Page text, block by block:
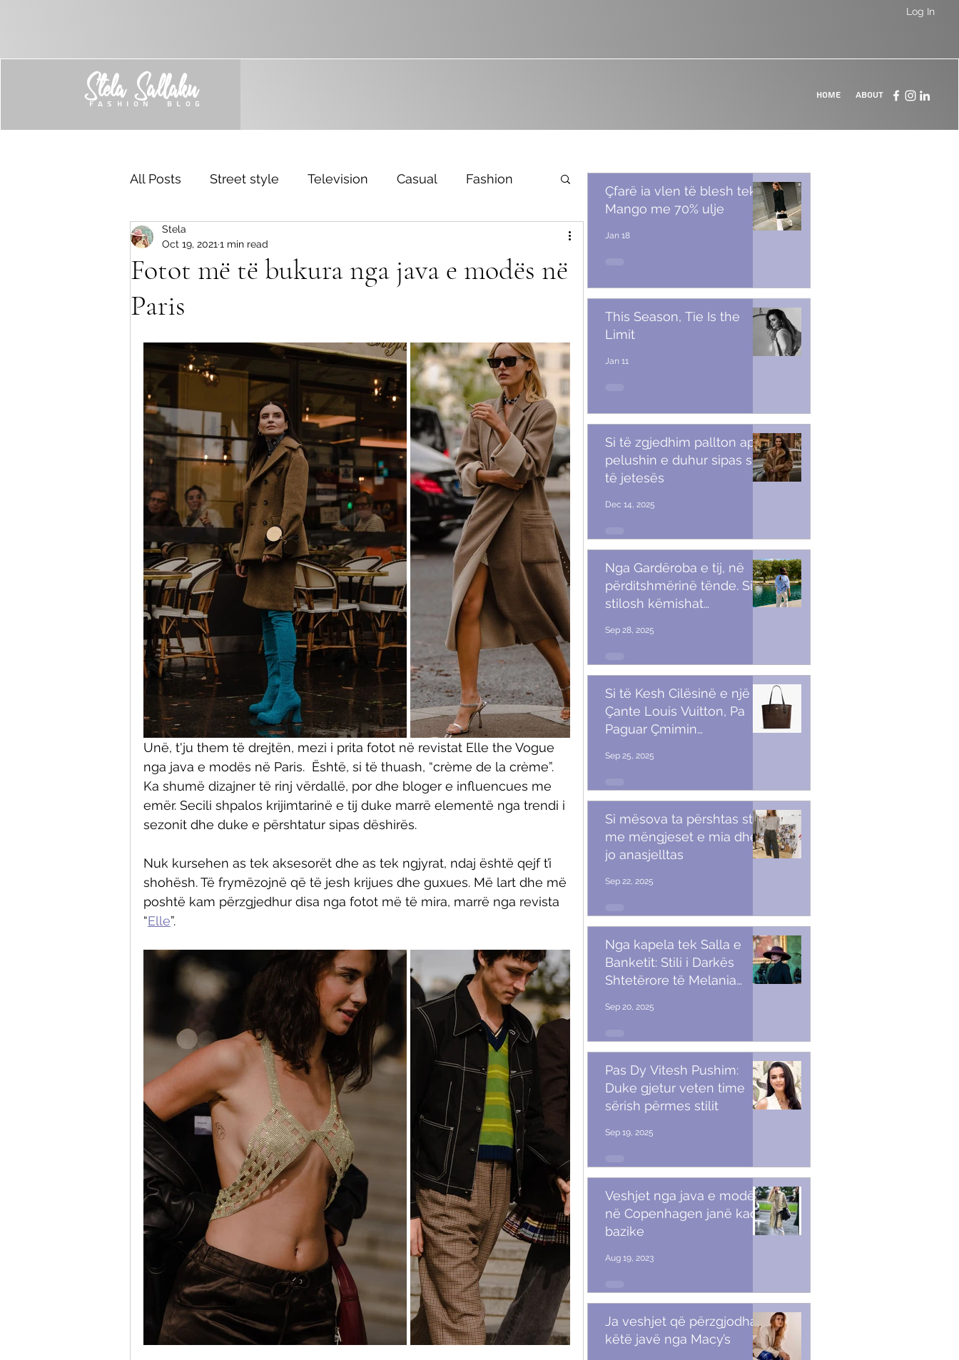
Log In
Stela Sallaku
FASHION BLOG
Home About
All Posts Street style Television Casual Fashion
Trend
Fotot më të bukura nga java e modës në
Paris
Stela
Oct 19, 2021 1 min read
Unë, t'ju them të drejtën, mezi i prita fotot në revistat Elle the Vogue
nga java e modës në Paris.  Është, si të thuash, “crème de la crème”.
Ka shumë dizajner të rinj vërdallë, por dhe bloger e influencues me
emër. Secili shpalos krijimtarinë e tij duke marrë elementë nga trendi i
sezonit dhe duke e përshtatur sipas dëshirës.
Nuk kursehen as tek aksesorët dhe as tek ngjyrat, ndaj është qejf t’i
shohësh. Të frymëzojnë që të jesh krijues dhe guxues. Më lart dhe më
poshtë kam përzgjedhur disa nga fotot më të mira, marrë nga revista
“Elle”.
Çfarë ia vlen të blesh tek
Mango me 70% ulje
Jan 18
This Season, Tie Is the
Limit
Jan 11
Si të zgjedhim pallton apo
pelushin e duhur sipas stilit
të jetesës
Dec 14, 2025
Nga Gardëroba e tij, në
përditshmërinë tënde. Si t’i
stilosh këmishat
Sep 28, 2025
Si të Kesh Cilësinë e një
Çante Louis Vuitton, Pa
Paguar Çmimin
Sep 25, 2025
Si mësova ta përshtas stilin
me mëngjeset e mia dhe
jo anasjelltas
Sep 22, 2025
Nga kapela tek Salla e
Banketit: Stili i Darkës
Shtetërore të Melania
Sep 20, 2025
Pas Dy Vitesh Pushim:
Duke gjetur veten time
sërish përmes stilit
Sep 19, 2025
Veshjet nga java e modës
në Copenhagen janë kaq
bazike
Aug 19, 2023
Ja veshjet që përzgjodha
këtë javë nga Macy’s